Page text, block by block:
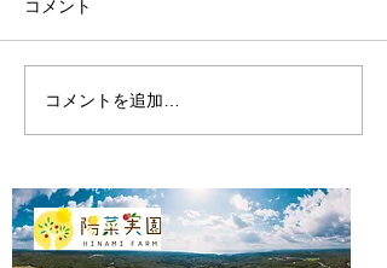
コメント
コメントを追加…